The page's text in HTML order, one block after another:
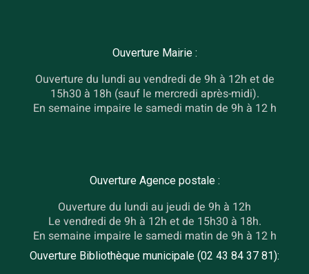
Ouverture Mairie :
Ouverture du lundi au vendredi de 9h à 12h et de
15h30 à 18h (sauf le mercredi après-midi).
En semaine impaire le samedi matin de 9h à 12 h
Ouverture Agence postale :
Ouverture du lundi au jeudi de 9h à 12h
Le vendredi de 9h à 12h et de 15h30 à 18h.
En semaine impaire le samedi matin de 9h à 12 h
Ouverture Bibliothèque municipale (02 43 84 37 81):